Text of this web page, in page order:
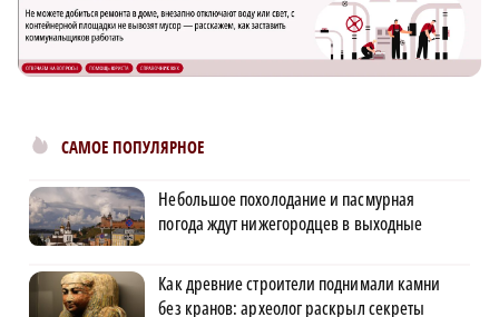
САМОЕ ПОПУЛЯРНОЕ
Небольшое похолодание и пасмурная
погода ждут нижегородцев в выходные
Как древние строители поднимали камни
без кранов: археолог раскрыл секреты